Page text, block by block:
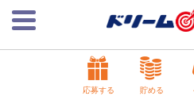
応募する 貯める